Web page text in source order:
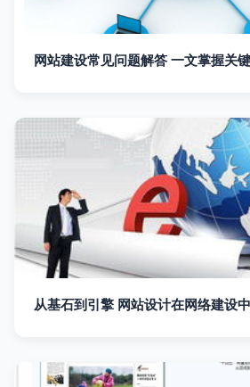
网站建设常见问题解答 一文掌握关
从基石到引擎 网站设计在网络建设